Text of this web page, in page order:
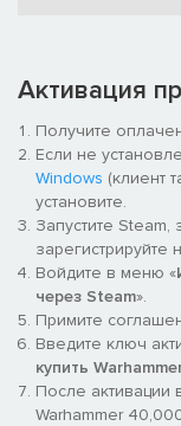
связанный с этим
необычные враги и
Appearance pack
Абеляр, принеси
свою внешность во
Данный комплект
причёсок — 4 для
аугметических
переговоры о
делайте это со
Season Pass 2.
Активация
Получите
Если не
Windows (клиент
установите.
Запустите Steam,
Войдите в меню «
через Steam».
Примите
Введите ключ
купить
После активации
Warhammer